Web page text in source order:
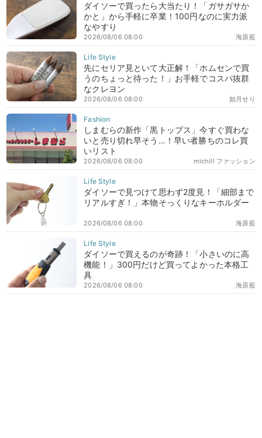
ダイソーで買ったら大当たり！「ガサガサか
かと」から手軽に卒業！100円なのに実力派
なやすり
海原藍
2026/08/06 08:00
先にセリア見といて大正解！「ホムセンで買
うのちょっと待った！」お手軽でコスパ抜群
なクレヨン
如月せり
2026/08/06 08:00
しまむらの新作「黒トップス」今すぐ買わな
いと売り切れ早そう…！早い者勝ちのコレ買
いリスト
michill ファッション
2026/08/06 08:00
ダイソーで見つけて思わず2度見！「細部まで
リアルすぎ！」本物そっくりなキーホルダー
海原藍
2026/08/06 08:00
ダイソーで買えるのが奇跡！「小さいのに高
機能！」300円だけど買ってよかった本格工
具
海原藍
2026/08/06 08:00